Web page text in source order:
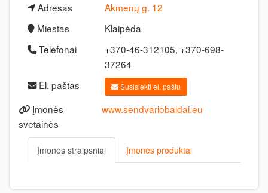
Adresas
Akmenų g. 12
Miestas
Klaipėda
Telefonai
+370-46-312105, +370-698-
37264
El. paštas
Susisiekti el. paštu
Įmonės
svetainės
www.sendvariobaldai.eu
Įmonės straipsniai Įmonės produktai